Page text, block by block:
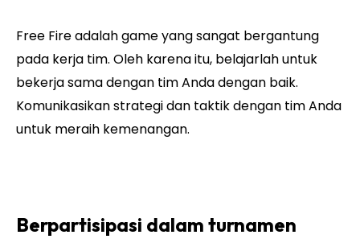
Free Fire adalah game yang sangat bergantung
pada kerja tim. Oleh karena itu, belajarlah untuk
bekerja sama dengan tim Anda dengan baik.
Komunikasikan strategi dan taktik dengan tim Anda
untuk meraih kemenangan.
Berpartisipasi dalam turnamen